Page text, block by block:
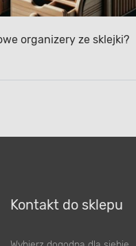
organizery ze sklejki?
Kontakt do sklepu